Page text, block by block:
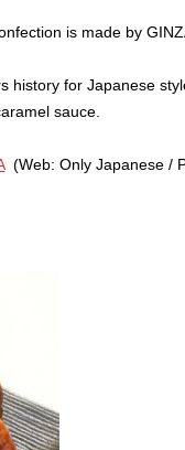
is made by
history for Japanese
sauce.
(Web: Only Japanese /